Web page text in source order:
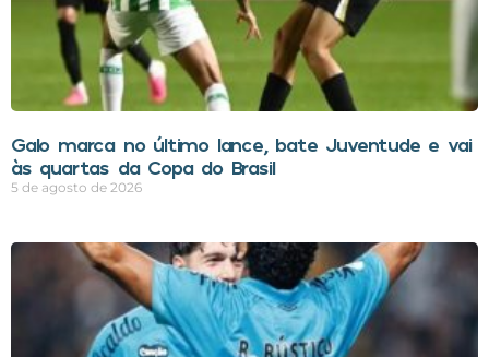
Galo marca no último lance, bate Juventude e vai
às quartas da Copa do Brasil
5 de agosto de 2026